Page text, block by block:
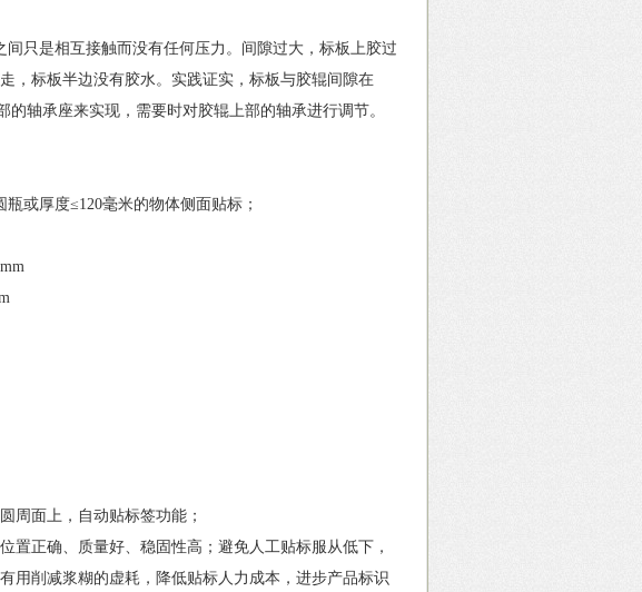
只是相互接触而没有任何压力。间隙过大，标板上胶过
，标板半边没有胶水。实践证实，标板与胶辊间隙在
轴承座来实现，需要时对胶辊上部的轴承进行调节。
或厚度≤120毫米的物体侧面贴标；
面上，自动贴标签功能；
正确、质量好、稳固性高；避免人工贴标服从低下，
用削减浆糊的虚耗，降低贴标人力成本，进步产品标识